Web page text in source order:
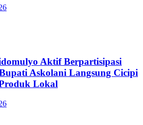
Aktif Berpartisipasi
Askolani Langsung Cicipi
Lokal